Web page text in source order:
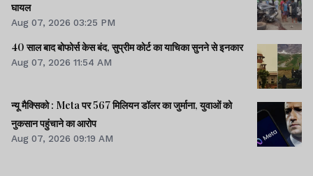
घायल
Aug 07, 2026 03:25 PM
40 साल बाद बोफोर्स केस बंद, सुप्रीम कोर्ट का याचिका सुनने से इनकार
Aug 07, 2026 11:54 AM
न्यू मैक्सिको : Meta पर 567 मिलियन डॉलर का जुर्माना, युवाओं को
नुकसान पहुंचाने का आरोप
Aug 07, 2026 09:19 AM